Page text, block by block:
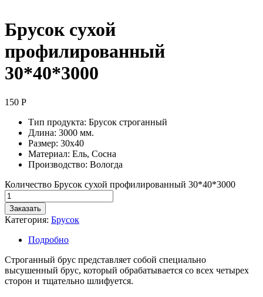
Брусок сухой
профилированный
30*40*3000
150 Р
Тип продукта: Брусок строганный
Длина: 3000 мм.
Размер: 30х40
Материал: Ель, Сосна
Производство: Вологда
Количество Брусок сухой профилированный 30*40*3000
Заказать
Категория: Брусок
Подробно
Строганный брус представляет собой специально
высушенный брус, который обрабатывается со всех четырех
сторон и тщательно шлифуется.